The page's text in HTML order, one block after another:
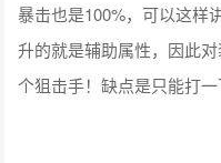
暴击也是100%，可以这样
升的就是辅助属性，因此
个狙击手！缺点是只能打